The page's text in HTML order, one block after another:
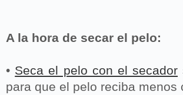
A la hora de secar el pelo:
• Seca el pelo con el secador
para que el pelo reciba menos